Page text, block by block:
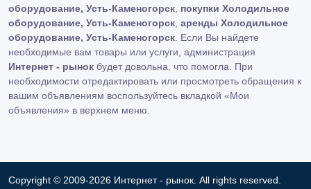
оборудование, Усть-Каменогорск покупки Холодильное
оборудование, Усть-Каменогорск аренды Холодильное
оборудование, Усть-Каменогорск . Если Вы найдете
необходимые вам товары или услуги, администрация
Интернет - рынок будет довольна, что помогла. При
необходимости отредактировать или просмотреть обращения к
вашим объявлениям воспользуйтесь вкладкой «Мои
объявления» в верхнем меню.
Copyright © 2009-2026 Интернет - рынок. All rights reserved.